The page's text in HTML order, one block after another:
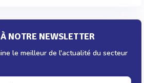
NOTRE NEWSLETTER
le meilleur de l'actualité du secteur